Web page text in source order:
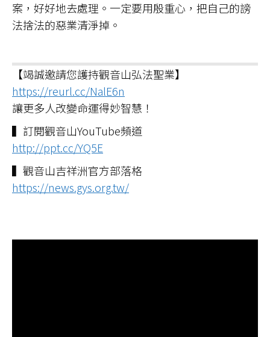
案，好好地去處理。一定要用殷重心，把自己的謗
法捨法的惡業清淨掉。
【竭誠邀請您護持觀音山弘法聖業】
https://reurl.cc/NalE6n
讓更多人改變命運得妙智慧！
▍訂閱觀音山YouTube頻道
http://ppt.cc/YQ5E
▍觀音山吉祥洲官方部落格
https://news.gys.org.tw/